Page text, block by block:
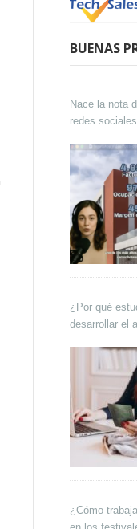
BUENAS
Nace la nota
redes
¿Por qué
desarrollar el
¿Cómo